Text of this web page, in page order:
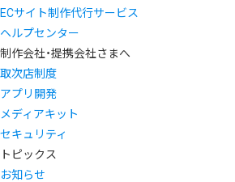
ECサイト制作代行サービス
ヘルプセンター
制作会社・提携会社さまへ
取次店制度
アプリ開発
メディアキット
セキュリティ
トピックス
お知らせ